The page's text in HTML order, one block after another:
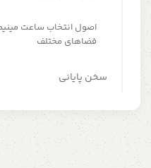
اصول انتخاب ساعت
فضاهای مختلف
سخن پایانی